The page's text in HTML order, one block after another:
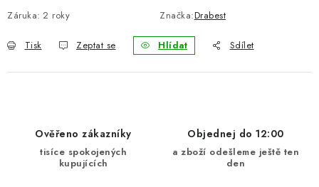
Cookies
Bezpečnostní certifikáty Moje objednávka
Záruka: 2 roky Značka:Drabest
Tisk Zeptat se Hlídat Sdílet
Ověřeno zákazníky
tisíce spokojených
kupujících
Objednej do 12:00
a zboží odešleme ještě ten
den